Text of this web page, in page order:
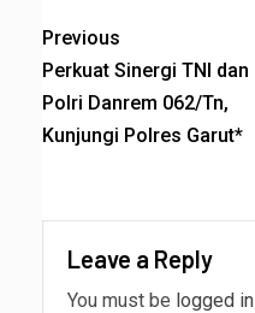
Previous
Perkuat Sinergi TNI dan
Polri Danrem 062/Tn,
Kunjungi Polres Garut*
Leave a Reply
You must be logged in